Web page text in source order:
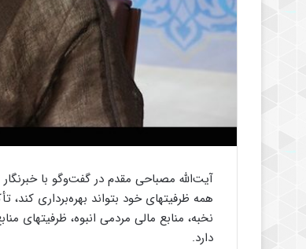
آیت‌الله مصباحی مقدم در گفت‌وگو با
همه ظرفیتهای خود بتواند بهره‌برداری
نخبه، منابع مالی مردمی انبوه، ظرفیتهای
دارد.